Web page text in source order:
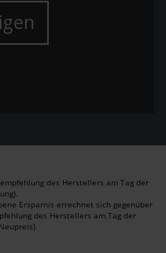
des Herstellers am Tag der
Ersparnis errechnet sich gegenüber
des Herstellers am Tag der